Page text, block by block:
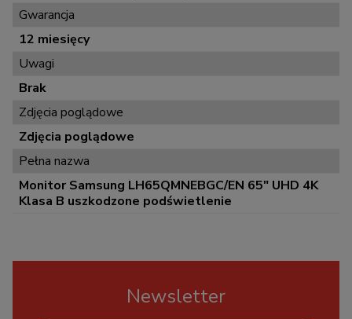
Gwarancja
12 miesięcy
Uwagi
Brak
Zdjęcia poglądowe
Zdjęcia poglądowe
Pełna nazwa
Monitor Samsung LH65QMNEBGC/EN 65" UHD 4K
Klasa B uszkodzone podświetlenie
Newsletter